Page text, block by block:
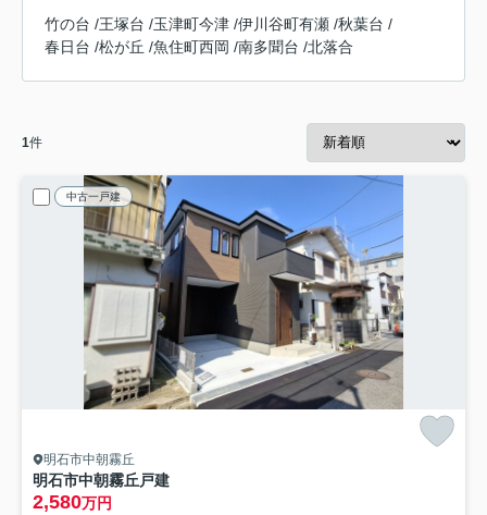
竹の台 /王塚台 /玉津町今津 /伊川谷町有瀬 /秋葉台 /
春日台 /松が丘 /魚住町西岡 /南多聞台 /北落合
1件
中古一戸建
明石市中朝霧丘
明石市中朝霧丘戸建
2,580万円